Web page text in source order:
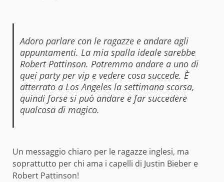
Adoro parlare con le ragazze e andare agli
appuntamenti. La mia spalla ideale sarebbe
Robert Pattinson. Potremmo andare a uno di
quei party per vip e vedere cosa succede. È
atterrato a Los Angeles la settimana scorsa,
quindi forse si può andare e far succedere
qualcosa di magico.
Un messaggio chiaro per le ragazze inglesi, ma
soprattutto per chi ama i capelli di Justin Bieber e
Robert Pattinson!